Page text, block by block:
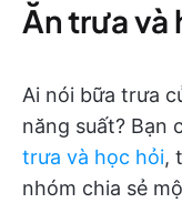
Ăn trưa và
Ai nói bữa trưa
năng suất? Bạn
trưa và học hỏi,
nhóm chia sẻ